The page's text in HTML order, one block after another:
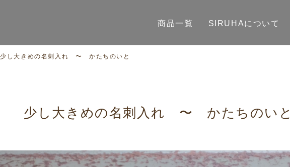
商品一覧 SIRUHAについて
少し大きめの名刺入れ 〜 かたちのいと
少し大きめの名刺入れ 〜 かたちのいと